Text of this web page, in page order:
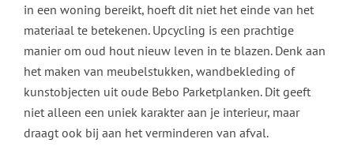
in een woning bereikt, hoeft dit niet het einde van het
materiaal te betekenen. Upcycling is een prachtige
manier om oud hout nieuw leven in te blazen. Denk aan
het maken van meubelstukken, wandbekleding of
kunstobjecten uit oude Bebo Parketplanken. Dit geeft
niet alleen een uniek karakter aan je interieur, maar
draagt ook bij aan het verminderen van afval.